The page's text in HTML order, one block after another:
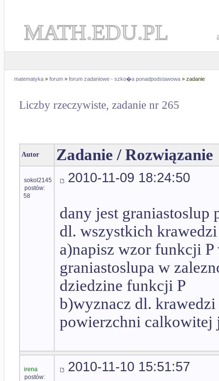
MATH.EDU.PL
matematyka » forum » forum zadaniowe - szko�a ponadpodstawowa » zadanie
Liczby rzeczywiste, zadanie nr 265
Autor Zadanie / Rozwiązanie
sokol2145
postów:
58
2010-11-09 18:24:50
dany jest
dl. wszystkich
a)napisz wzor funkcji
graniastoslupa w
dziedzine funkcji P
b)wyznacz dl.
powierzchni calkowitej
irena
postów:
2010-11-10 15:51:57